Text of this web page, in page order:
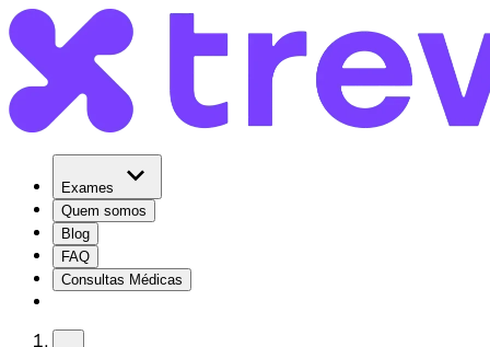
Exames
Quem somos
Blog
FAQ
Consultas Médicas